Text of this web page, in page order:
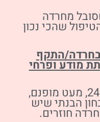
מחרדה
שהכי נכון
בחרדה/התקף
מודע ופרחי
הגיע אליי בחור נחמד בן 24, מעט מופנם,
הבנתי שיש
חוזרים.